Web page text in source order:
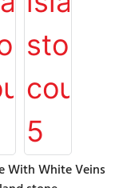
With White Veins